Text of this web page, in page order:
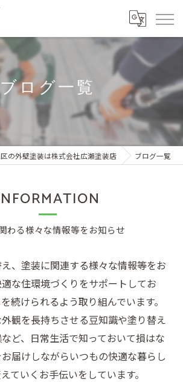
ブログ一覧
の外壁塗装は株式会社広瀬塗装店 ブログ一覧
わる様々な情報等をお知らせ
、塗装に関連する様々な情報等をお
な住環境づくりをサポートしてお
続けられるよう取り組んでいます。
観を長持ちさせる豆知識や塗り替え
ど、日常生活で知っておいて損はな
届けしながらいつもの快適な暮らし
ていくお手伝いをしています。